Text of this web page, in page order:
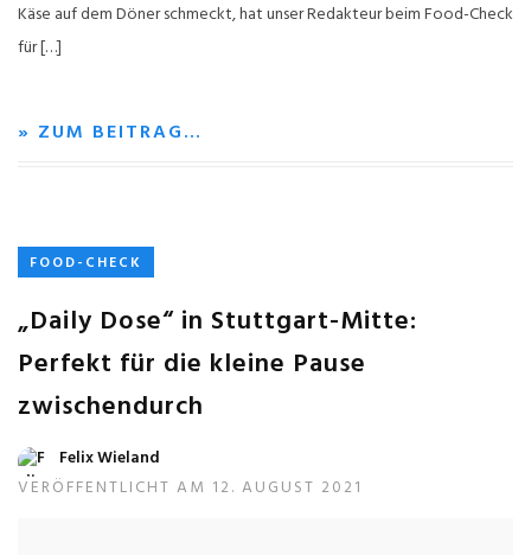
Käse auf dem Döner schmeckt, hat unser Redakteur beim Food-Check
für […]
» ZUM BEITRAG…
FOOD-CHECK
„Daily Dose“ in Stuttgart-Mitte:
Perfekt für die kleine Pause
zwischendurch
Felix Wieland
VERÖFFENTLICHT AM 12. AUGUST 2021